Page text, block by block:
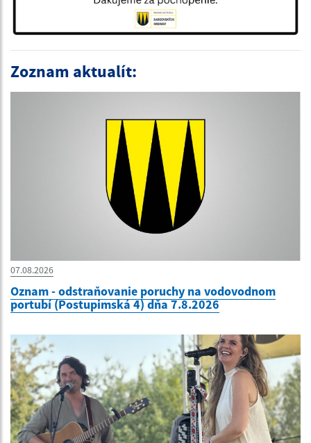
Zoznam aktualít:
07.08.2026
Oznam - odstraňovanie poruchy na vodovodnom
portubí (Postupimská 4) dňa 7.8.2026